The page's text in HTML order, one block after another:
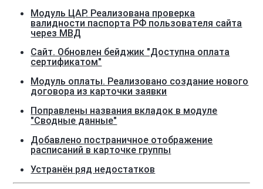
Модуль ЦАР. Реализована проверка
валидности паспорта РФ пользователя сайта
через МВД
Сайт. Обновлен бейджик "Доступна оплата
сертификатом"
Модуль оплаты. Реализовано создание нового
договора из карточки заявки
Поправлены названия вкладок в модуле
"Сводные данные"
Добавлено постраничное отображение
расписаний в карточке группы
Устранён ряд недостатков